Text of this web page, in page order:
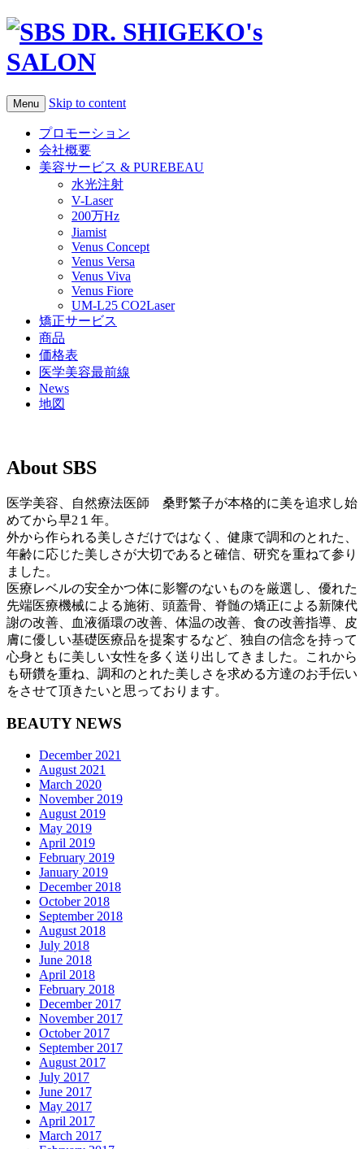
Menu Skip to content
プロモーション
会社概要
美容サービス & PUREBEAU
水光注射
V-Laser
200万Hz
Jiamist
Venus Concept
Venus Versa
Venus Viva
Venus Fiore
UM-L25 CO2Laser
矯正サービス
商品
価格表
医学美容最前線
News
地図
About SBS
医学美容、自然療法医師 桑野繁子が本格的に美を追求し始
めてから早2１年。
外から作られる美しさだけではなく、健康で調和のとれた、
年齢に応じた美しさが大切であると確信、研究を重ねて参り
ました。
医療レベルの安全かつ体に影響のないものを厳選し、優れた
先端医療機械による施術、頭蓋骨、脊髄の矯正による新陳代
謝の改善、血液循環の改善、体温の改善、食の改善指導、皮
膚に優しい基礎医療品を提案するなど、独自の信念を持って
心身ともに美しい女性を多く送り出してきました。これから
も研鑽を重ね、調和のとれた美しさを求める方達のお手伝い
をさせて頂きたいと思っております。
BEAUTY NEWS
December 2021
August 2021
March 2020
November 2019
August 2019
May 2019
April 2019
February 2019
January 2019
December 2018
October 2018
September 2018
August 2018
July 2018
June 2018
April 2018
February 2018
December 2017
November 2017
October 2017
September 2017
August 2017
July 2017
June 2017
May 2017
April 2017
March 2017